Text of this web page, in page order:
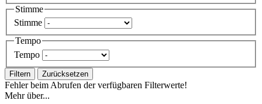
Stimme
Stimme
Tempo
Tempo
Filtern Zurücksetzen
Fehler beim Abrufen der verfügbaren Filterwerte!
Mehr über...